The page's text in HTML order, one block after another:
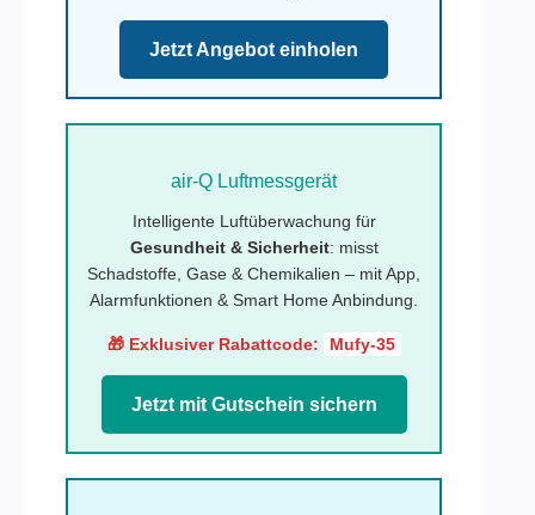
Jetzt Angebot einholen
air-Q Luftmessgerät
Intelligente Luftüberwachung für
Gesundheit & Sicherheit: misst
Schadstoffe, Gase & Chemikalien – mit App,
Alarmfunktionen & Smart Home Anbindung.
🎁 Exklusiver Rabattcode: Mufy-35
Jetzt mit Gutschein sichern